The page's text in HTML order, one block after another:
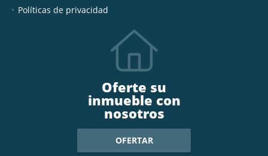
Políticas de privacidad
Oferte su
inmueble con
nosotros
OFERTAR